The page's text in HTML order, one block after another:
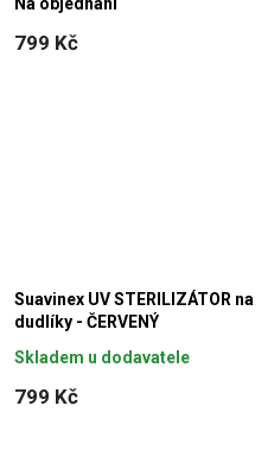
799 Kč
Suavinex UV STERILIZÁTOR na
dudlíky - ČERVENÝ
799 Kč
Skladem u dodavatele